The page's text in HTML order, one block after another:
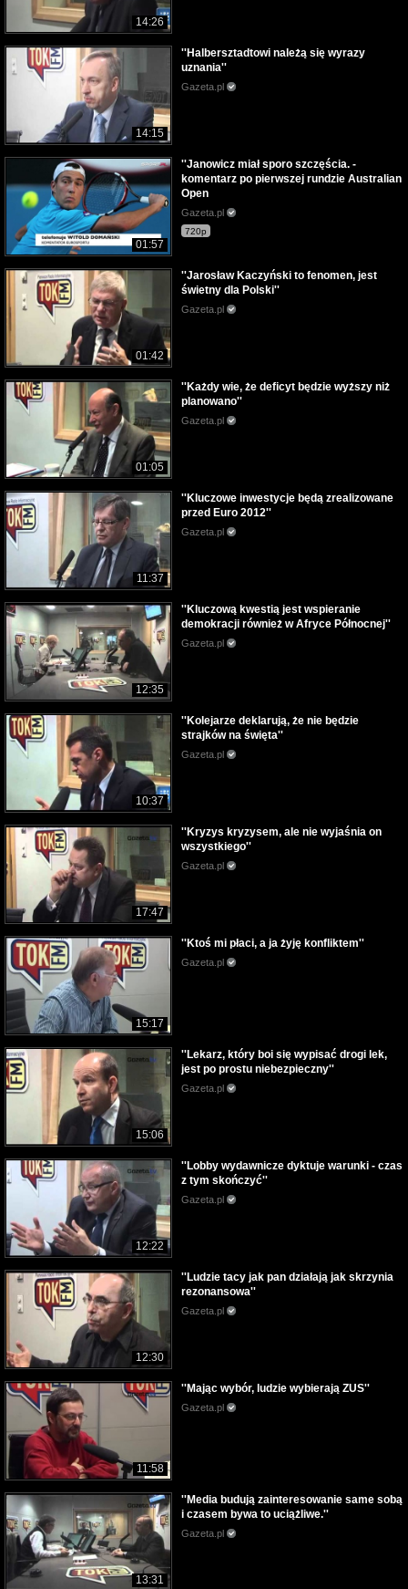
14:26
14:15
''Halbersztadtowi należą się wyrazy
uznania''
Gazeta.pl
01:57
''Janowicz miał sporo szczęścia. -
komentarz po pierwszej rundzie Australian
Open
Gazeta.pl
720p
01:42
''Jarosław Kaczyński to fenomen, jest
świetny dla Polski''
Gazeta.pl
01:05
''Każdy wie, że deficyt będzie wyższy niż
planowano''
Gazeta.pl
11:37
''Kluczowe inwestycje będą zrealizowane
przed Euro 2012''
Gazeta.pl
12:35
''Kluczową kwestią jest wspieranie
demokracji również w Afryce Północnej''
Gazeta.pl
10:37
''Kolejarze deklarują, że nie będzie
strajków na święta''
Gazeta.pl
17:47
''Kryzys kryzysem, ale nie wyjaśnia on
wszystkiego''
Gazeta.pl
15:17
''Ktoś mi płaci, a ja żyję konfliktem''
Gazeta.pl
15:06
''Lekarz, który boi się wypisać drogi lek,
jest po prostu niebezpieczny''
Gazeta.pl
12:22
''Lobby wydawnicze dyktuje warunki - czas
z tym skończyć''
Gazeta.pl
12:30
''Ludzie tacy jak pan działają jak skrzynia
rezonansowa''
Gazeta.pl
11:58
''Mając wybór, ludzie wybierają ZUS''
Gazeta.pl
13:31
''Media budują zainteresowanie same sobą
i czasem bywa to uciążliwe.''
Gazeta.pl